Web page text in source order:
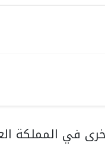
في المملكة